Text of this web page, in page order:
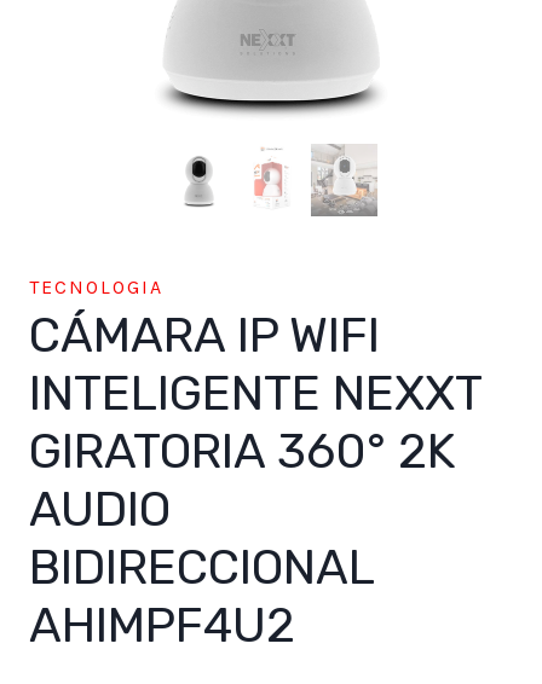
TECNOLOGIA
CÁMARA IP WIFI
INTELIGENTE NEXXT
GIRATORIA 360° 2K
AUDIO
BIDIRECCIONAL
AHIMPF4U2